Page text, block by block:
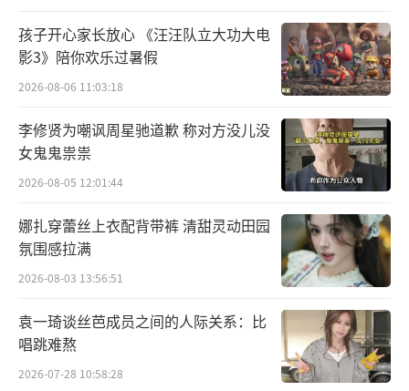
孩子开心家长放心 《汪汪队立大功大电
影3》陪你欢乐过暑假
2026-08-06 11:03:18
李修贤为嘲讽周星驰道歉 称对方没儿没
女鬼鬼祟祟
2026-08-05 12:01:44
娜扎穿蕾丝上衣配背带裤 清甜灵动田园
氛围感拉满
2026-08-03 13:56:51
袁一琦谈丝芭成员之间的人际关系：比
唱跳难熬
2026-07-28 10:58:28